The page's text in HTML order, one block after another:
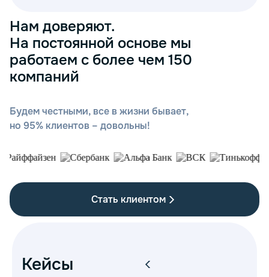
Будем честными, все в жизни бывает,
но 95% клиентов – довольны!
Нам доверяют.
На постоянной основе мы
работаем с более чем 150
компаний
Стать клиентом
Кейсы